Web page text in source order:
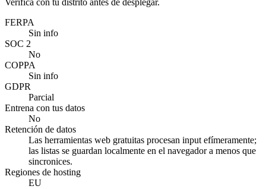
Verifica con tu distrito antes de desplegar.
FERPA
Sin info
SOC 2
No
COPPA
Sin info
GDPR
Parcial
Entrena con tus datos
No
Retención de datos
Las herramientas web gratuitas procesan input efímeramente;
las listas se guardan localmente en el navegador a menos que
sincronices.
Regiones de hosting
EU